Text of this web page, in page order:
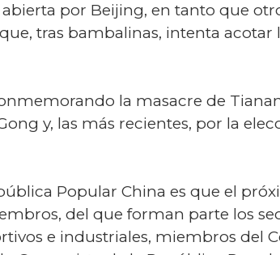
por Beijing, en tanto que
tras bambalinas, intenta acotar
la masacre de
y, las más recientes, por la
Popular China es que el
del que forman parte los
e industriales, miembros del